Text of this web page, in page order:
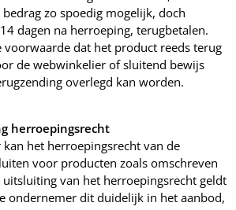
zo spoedig mogelijk, doch
dagen na herroeping, terugbetalen.
voorwaarde dat het product reeds terug
de webwinkelier of sluitend bewijs
overlegd kan worden.
herroepingsrecht
het herroepingsrecht van de
voor producten zoals omschreven
uitsluiting van het herroepingsrecht geldt
ondernemer dit duidelijk in het aanbod,